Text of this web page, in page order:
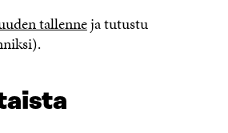
tallenneja tutustu